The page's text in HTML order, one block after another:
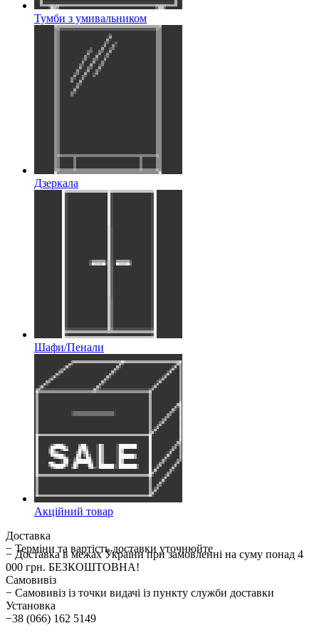
Тумби з умивальником
Дзеркала
Шафи/Пенали
Акційний товар
Доставка
− Терміни та вартість доставки уточнюйте
− Доставка в межах України при замовленні на суму понад 4
000 грн. БЕЗКОШТОВНА!
Самовивіз
− Самовивіз із точки видачі із пункту служби доставки
Установка
−38 (066) 162 5149